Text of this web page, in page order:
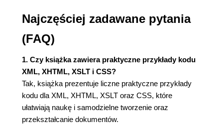
Tworzenie DTD (46)
Encje (49)
RELAX NG (52)
XML-owa składnia RELAX NG (54)
Kompaktowa składnia RELAX NG (56)
Rozdział 5. Generowanie dokumentów XML na
podstawie istniejących danych (58)
Najczęściej zadawane pytania
(FAQ)
1. Czy książka zawiera praktyczne przykłady kodu
XML, XHTML, XSLT i CSS?
Tak, książka prezentuje liczne praktyczne przykłady
kodu dla XML, XHTML, XSLT oraz CSS, które
ułatwiają naukę i samodzielne tworzenie oraz
przekształcanie dokumentów.